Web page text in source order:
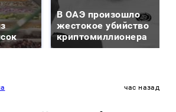
В ОАЭ произошло
жестокое убийство
криптомиллионера
час назад